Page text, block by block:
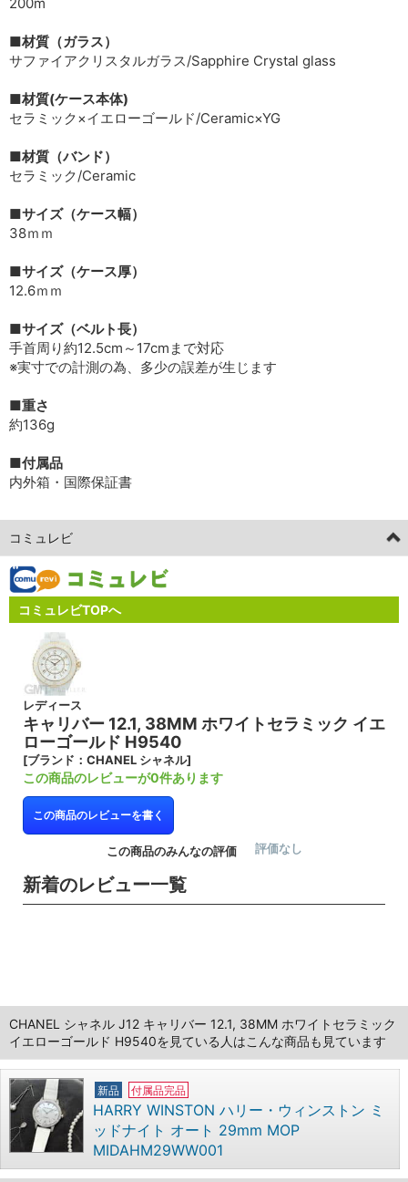
■材質（ガラス）
サファイアクリスタルガラス/Sapphire Crystal glass
■材質(ケース本体)
セラミック×イエローゴールド/Ceramic×YG
■材質（バンド）
セラミック/Ceramic
■サイズ（ケース幅）
38ｍｍ
■サイズ（ケース厚）
12.6ｍｍ
■サイズ（ベルト長）
手首周り約12.5cm～17cmまで対応
※実寸での計測の為、多少の誤差が生じます
■重さ
約136g
■付属品
内外箱・国際保証書
コミュレビ
コミュレビTOPへ
レディース
キャリバー 12.1, 38MM ホワイトセラミック イエ
ローゴールド H9540
[ブランド：CHANEL シャネル]
この商品のレビューが0件あります
この商品のレビューを書く
この商品のみんなの評価 評価なし
新着のレビュー一覧
CHANEL シャネル J12 キャリバー 12.1, 38MM ホワイトセラミック
イエローゴールド H9540を見ている人はこんな商品も見ています
新品 付属品完品
HARRY WINSTON ハリー・ウィンストン ミ
ッドナイト オート 29mm MOP
MIDAHM29WW001